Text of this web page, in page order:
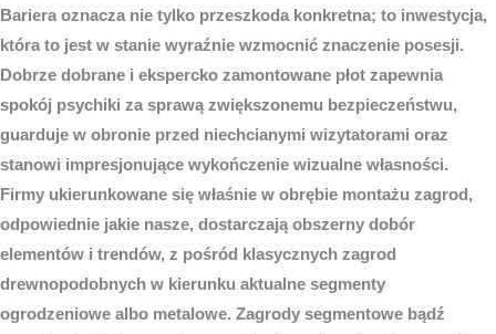
Bariera oznacza nie tylko przeszkoda konkretna; to inwestycja,
która to jest w stanie wyraźnie wzmocnić znaczenie posesji.
Dobrze dobrane i ekspercko zamontowane płot zapewnia
spokój psychiki za sprawą zwiększonemu bezpieczeństwu,
guarduje w obronie przed niechcianymi wizytatorami oraz
stanowi impresjonujące wykończenie wizualne własności.
Firmy ukierunkowane się właśnie w obrębie montażu zagrod,
odpowiednie jakie nasze, dostarczają obszerny dobór
elementów i trendów, z pośród klasycznych zagrod
drewnopodobnych w kierunku aktualne segmenty
ogrodzeniowe albo metalowe. Zagrody segmentowe bądź